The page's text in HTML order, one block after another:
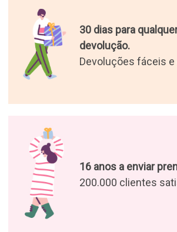
30 dias para
devolução.
Devoluções fáceis
16 anos a enviar
200.000 clientes